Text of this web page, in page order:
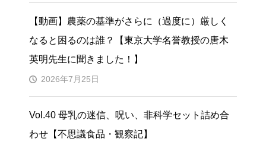
【動画】農薬の基準がさらに（過度に）厳しく
なると困るのは誰？【東京大学名誉教授の唐木
英明先生に聞きました！】
2026年7月25日
Vol.40 母乳の迷信、呪い、非科学セット詰め合
わせ【不思議食品・観察記】